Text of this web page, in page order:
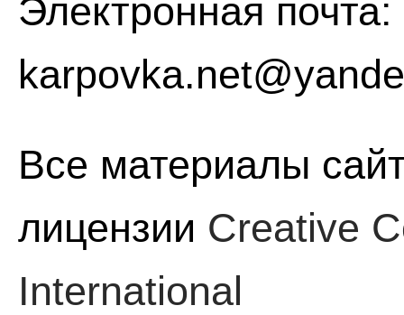
Электронная почта:
Все материалы
лицензии Creative
International